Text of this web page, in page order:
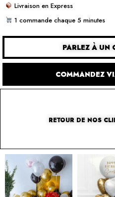
Livraison en Express
1 commande chaque 5 minutes
PARLEZ À UN
COMMANDEZ
RETOUR DE NOS